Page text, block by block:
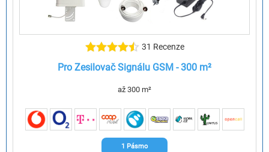
31 Recenze
Pro Zesilovač Signálu GSM - 300 m²
až 300 m²
1 Pásmo